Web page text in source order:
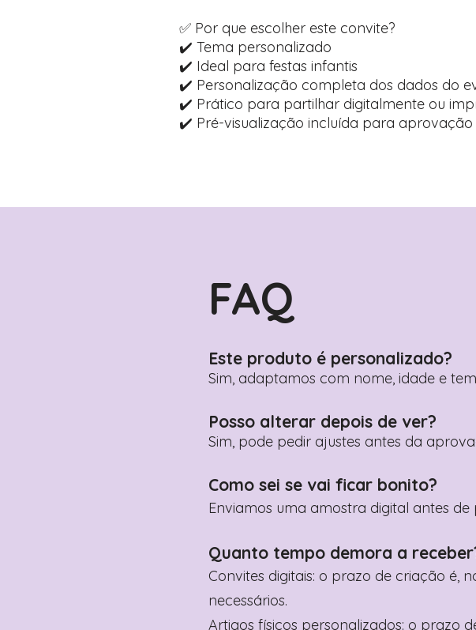
✅ Por que escolher este convite?
✔️ Tema personalizado
✔️ Ideal para festas infantis
✔️ Personalização completa dos dados do
✔️ Prático para partilhar digitalmente ou
✔️ Pré-visualização incluída para aprovação
FAQ
Este produto é personalizado?
Sim, adaptamos com nome, idade e
Posso alterar depois de ver?
Sim, pode pedir ajustes antes da
Como sei se vai ficar bonito?
Enviamos uma amostra digital antes de
Quanto tempo demora a
Convites digitais: o prazo de criação é,
necessários.
Artigos físicos personalizados: o prazo